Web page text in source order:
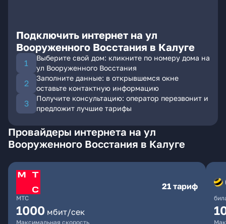
Подключить интернет на ул
Вооруженного Восстания в Калуге
Выберите свой дом: кликните по номеру дома на
ул Вооруженного Восстания
Заполните данные: в открывшемся окне
оставьте контактную информацию
Получите консультацию: оператор перезвонит и
предложит лучшие тарифы
Провайдеры интернета на ул
Вооруженного Восстания в Калуге
МТС
21 тариф
1000 мбит/сек
Максимальная скорость